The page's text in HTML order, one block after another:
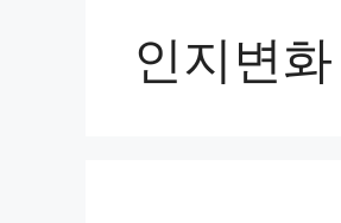
인지변화